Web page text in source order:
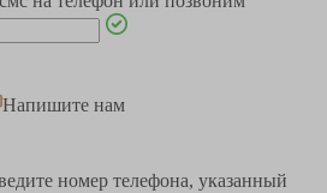
Напишите нам
номер телефона, указанный